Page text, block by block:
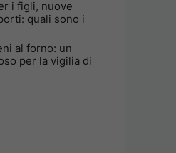
i figli, nuove
quali sono i
al forno: un
per la vigilia di